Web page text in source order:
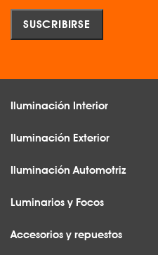
Iluminación Interior
Iluminación Exterior
Iluminación Automotriz
Luminarios y Focos
Accesorios y repuestos